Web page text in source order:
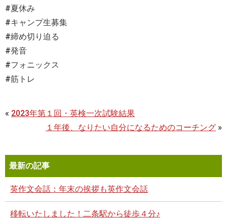
#夏休み
#キャンプ生募集
#締め切り迫る
#発音
#フォニックス
#筋トレ
« 2023年第１回・英検一次試験結果
１年後、なりたい自分になるためのコーチング »
最新の記事
英作文会話：年末の挨拶も英作文会話
移転いたしました！二条駅から徒歩４分♪